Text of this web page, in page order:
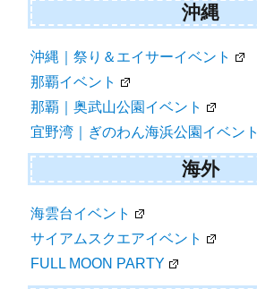
沖縄
沖縄｜祭り＆エイサーイベント
那覇イベント
那覇｜奥武山公園イベント
宜野湾｜ぎのわん海浜公園イベント
海外
海雲台イベント
サイアムスクエアイベント
FULL MOON PARTY